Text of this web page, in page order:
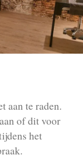
aan te raden.
of dit voor
het